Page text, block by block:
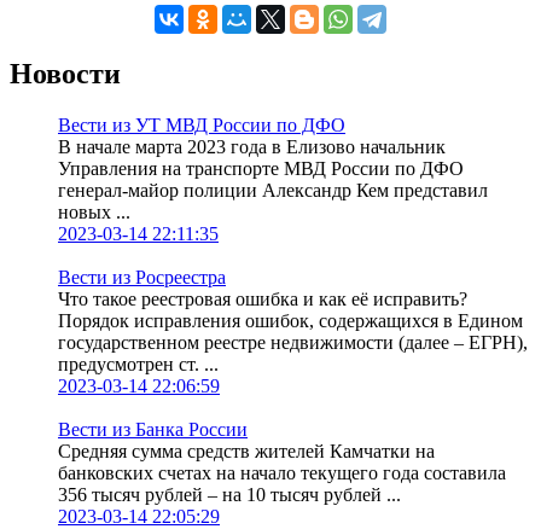
Новости
Вести из УТ МВД России по ДФО
В начале марта 2023 года в Елизово начальник
Управления на транспорте МВД России по ДФО
генерал-майор полиции Александр Кем представил
новых ...
2023-03-14 22:11:35
Вести из Росреестра
Что такое реестровая ошибка и как её исправить?
Порядок исправления ошибок, содержащихся в Едином
государственном реестре недвижимости (далее – ЕГРН),
предусмотрен ст. ...
2023-03-14 22:06:59
Вести из Банка России
Средняя сумма средств жителей Камчатки на
банковских счетах на начало текущего года составила
356 тысяч рублей – на 10 тысяч рублей ...
2023-03-14 22:05:29